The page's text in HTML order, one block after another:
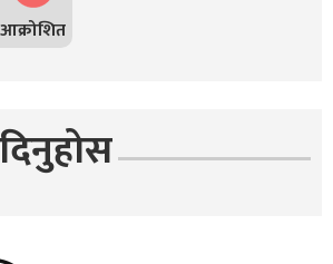
आक्रोशित